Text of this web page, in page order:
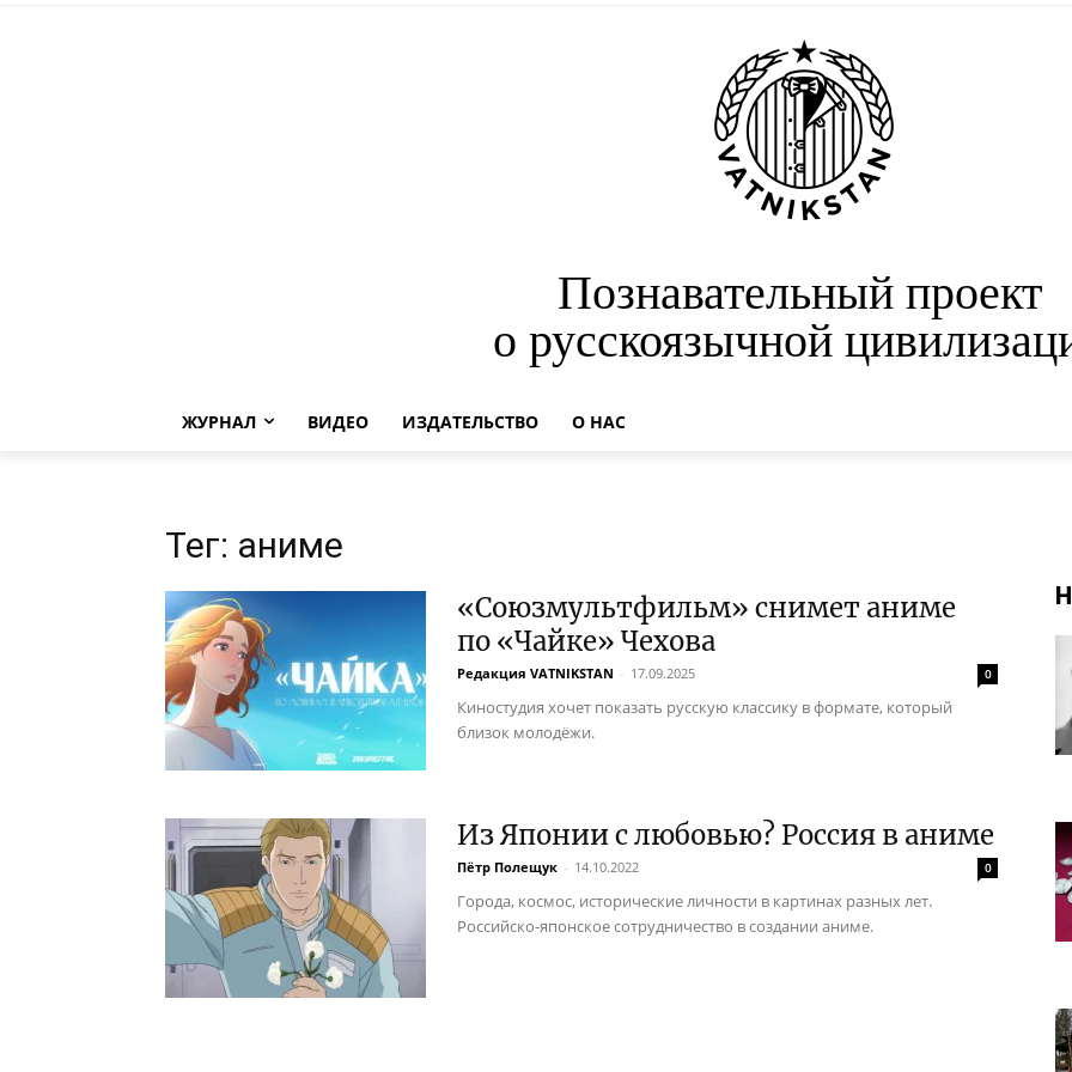
Познавательный проект
о русскоязычной
ЖУРНАЛ ВИДЕО ИЗДАТЕЛЬСТВО О НАС
Тег: аниме
«Союзмультфильм» снимет аниме
по «Чайке» Чехова
Редакция VATNIKSTAN - 17.09.2025 0
Киностудия хочет показать русскую классику в формате, который
близок молодёжи.
Из Японии с любовью? Россия в аниме
Пётр Полещук - 14.10.2022 0
Города, космос, исторические личности в картинах разных лет.
Российско-японское сотрудничество в создании аниме.